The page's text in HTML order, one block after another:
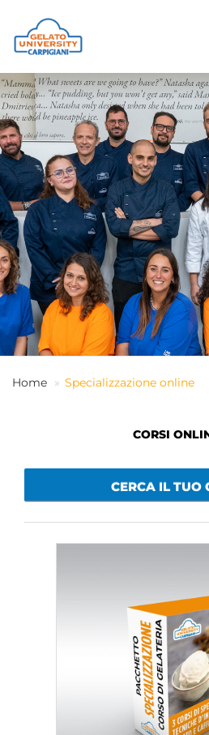
HOME
LA SCUOLA
CORSI ONLINE
CORSI
CONSULENZE
JOB CENTER
CONTATTI
ACCEDI
Home Specializzazione online
CORSI
CERCA IL TUO